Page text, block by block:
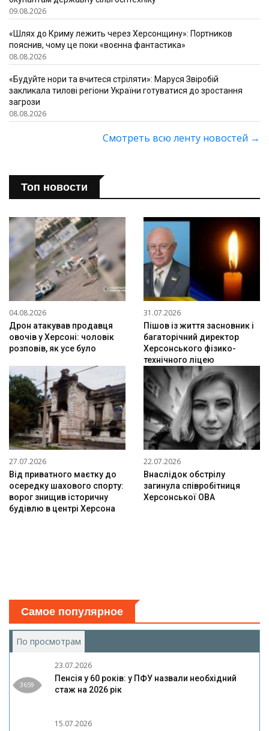
09.08.2026
«Шлях до Криму лежить через Херсонщину»: Портников
пояснив, чому це поки «воєнна фантастика»
08.08.2026
«Будуйте нори та вчитеся стріляти»: Маруся Звіробій
закликала тилові регіони України готуватися до зростання
загрози
08.08.2026
Смотреть всю ленту новостей →
Топ новости
04.08.2026
Дрон атакував продавця
овочів у Херсоні: чоловік
розповів, як усе було
31.07.2026
Пішов із життя засновник і
багаторічний директор
Херсонського фізико-
технічного ліцею
27.07.2026
Від приватного маєтку до
осередку шахового спорту:
ворог знищив історичну
будівлю в центрі Херсона
22.07.2026
Внаслідок обстрілу
загинула співробітниця
Херсонської ОВА
Самое популярное
По просмотрам
3659
23.07.2026
Пенсія у 60 років: у ПФУ назвали необхідний
стаж на 2026 рік
15.07.2026